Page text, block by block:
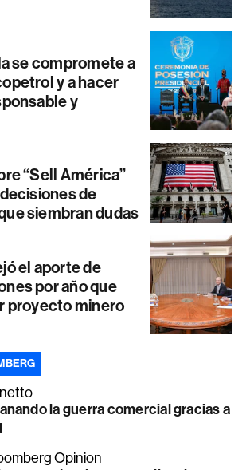
se compromete a
y a hacer
y
“Sell América”
de
siembran dudas
el aporte de
por año que
proyecto minero
la guerra comercial gracias a
Opinion